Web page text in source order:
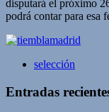
disputará el próximo
podrá contar para esa
selección
Entradas